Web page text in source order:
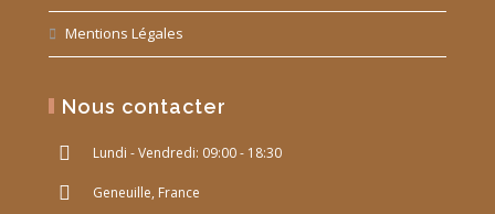
Mentions Légales
Nous contacter
Lundi - Vendredi: 09:00 - 18:30
Geneuille, France